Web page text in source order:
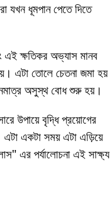
যখন ধূমপান পেতে দিতে
এই ক্ষতিকর অভ্যাস মানব
এটা তোলে চেতনা জমা হয়
অসুস্থ বোধ শুরু হয়।
উপায়ে বৃদ্ধি প্রয়োগের
এটা একটা সময় এটা এড়িয়ে
এর পর্যালোচনা এই সাক্ষ্য